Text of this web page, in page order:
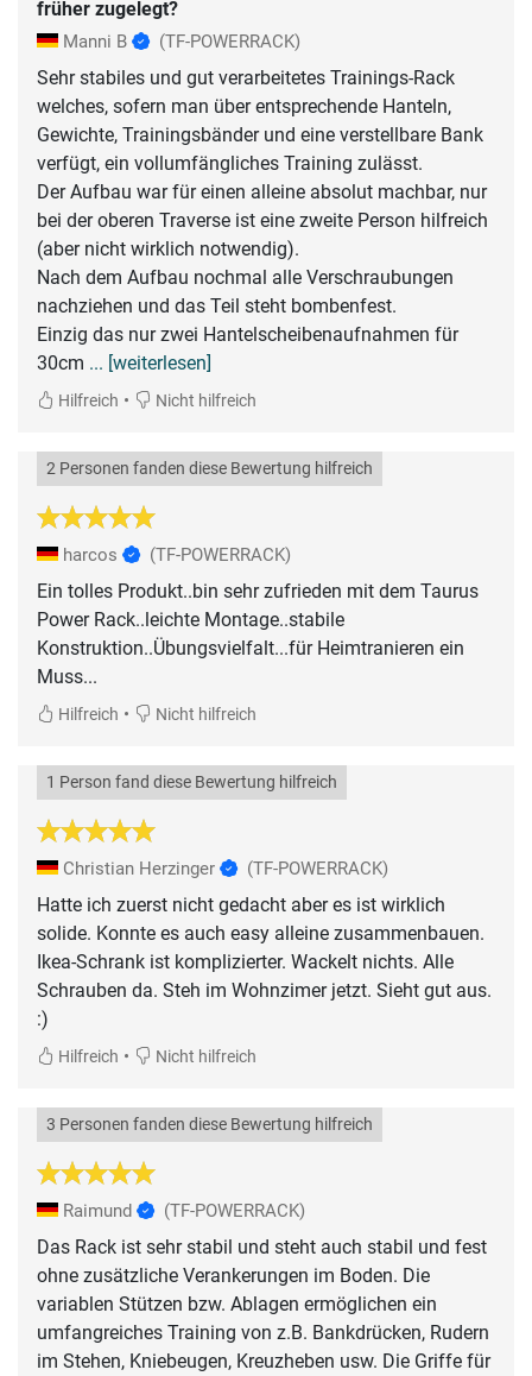
früher zugelegt?
Manni B (TF-POWERRACK)
Sehr stabiles und gut verarbeitetes Trainings-Rack
welches, sofern man über entsprechende Hanteln,
Gewichte, Trainingsbänder und eine verstellbare Bank
verfügt, ein vollumfängliches Training zulässt.
Der Aufbau war für einen alleine absolut machbar, nur
bei der oberen Traverse ist eine zweite Person hilfreich
(aber nicht wirklich notwendig).
Nach dem Aufbau nochmal alle Verschraubungen
nachziehen und das Teil steht bombenfest.
Einzig das nur zwei Hantelscheibenaufnahmen für
30cm ... [weiterlesen]
Hilfreich • Nicht hilfreich
2 Personen fanden diese Bewertung hilfreich
harcos (TF-POWERRACK)
Ein tolles Produkt..bin sehr zufrieden mit dem Taurus
Power Rack..leichte Montage..stabile
Konstruktion..Übungsvielfalt...für Heimtranieren ein
Muss...
Hilfreich • Nicht hilfreich
1 Person fand diese Bewertung hilfreich
Christian Herzinger (TF-POWERRACK)
Hatte ich zuerst nicht gedacht aber es ist wirklich
solide. Konnte es auch easy alleine zusammenbauen.
Ikea-Schrank ist komplizierter. Wackelt nichts. Alle
Schrauben da. Steh im Wohnzimer jetzt. Sieht gut aus.
:)
Hilfreich • Nicht hilfreich
3 Personen fanden diese Bewertung hilfreich
Raimund (TF-POWERRACK)
Das Rack ist sehr stabil und steht auch stabil und fest
ohne zusätzliche Verankerungen im Boden. Die
variablen Stützen bzw. Ablagen ermöglichen ein
umfangreiches Training von z.B. Bankdrücken, Rudern
im Stehen, Kniebeugen, Kreuzheben usw. Die Griffe für